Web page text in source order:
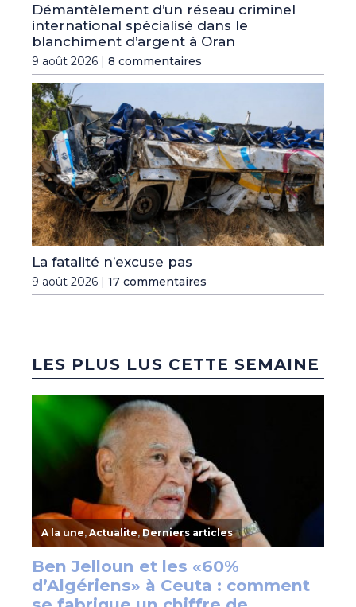
Démantèlement d’un réseau criminel
international spécialisé dans le
blanchiment d’argent à Oran
9 août 2026 | 8 commentaires
La fatalité n’excuse pas
9 août 2026 | 17 commentaires
LES PLUS LUS CETTE SEMAINE